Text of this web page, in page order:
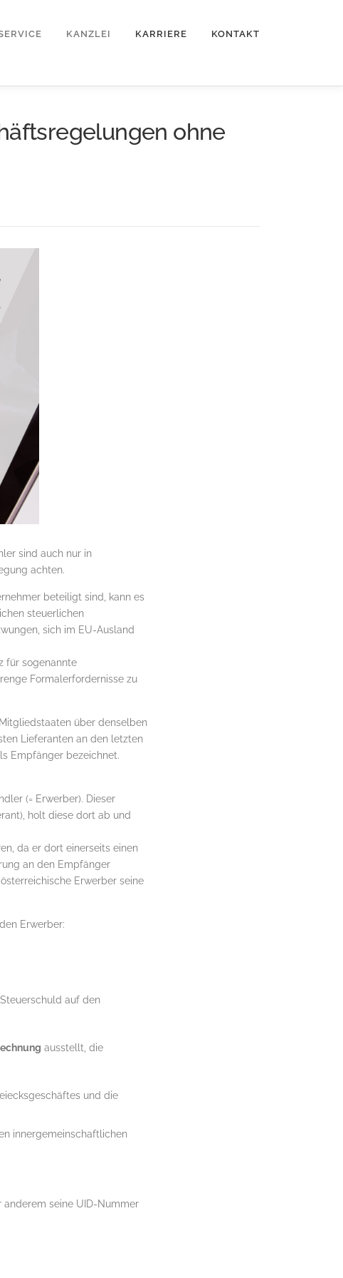
KANZLEI KARRIERE KONTAKT
ohne
sind auch nur in
achten.
beteiligt sind, kann es
steuerlichen
sich im EU-Ausland
für sogenannte
Formalerfordernisse zu
über denselben
Lieferanten an den letzten
Empfänger bezeichnet.
(= Erwerber). Dieser
holt diese dort ab und
da er dort einerseits einen
an den Empfänger
Erwerber seine
Erwerber:
auf den
ausstellt, die
und die
innergemeinschaftlichen
anderem seine UID-Nummer